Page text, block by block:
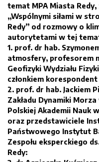
temat MPA Miasta
„Wspólnymi siłami w
Redy” od rozmowy o
autorytetami w tej
1. prof. dr hab.
atmosfery, profesorem
Geofizyki Wydziału
członkiem korespondent
2. prof. dr hab. Jackiem
Zakładu Dynamiki
Polskiej Akademii Nauk
oraz przedstawiciele
Państwowego Instytut
Zespołu eksperckiego
Redy: